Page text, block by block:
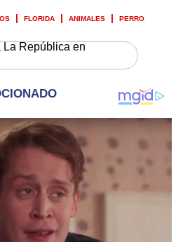
FLORIDA ANIMALES PERRO
La República en